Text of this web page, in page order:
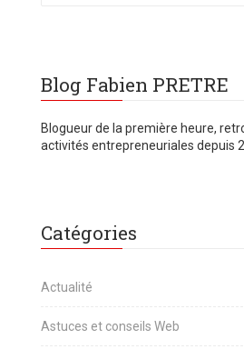
Blog Fabien PRETRE
Blogueur de la première heure,
activités entrepreneuriales depuis
Catégories
Actualité
Astuces et conseils Web